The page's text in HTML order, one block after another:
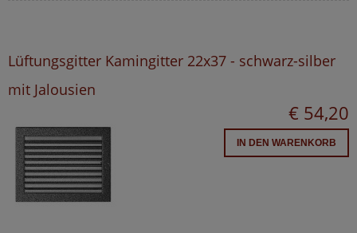
Lüftungsgitter Kamingitter 22x37 - schwarz-silber
mit Jalousien
€ 54,20
IN DEN WARENKORB